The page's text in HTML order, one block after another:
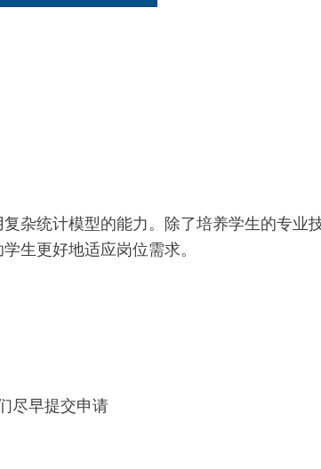
杂统计模型的能力。除了培养学生的专业
生更好地适应岗位需求。
尽早提交申请